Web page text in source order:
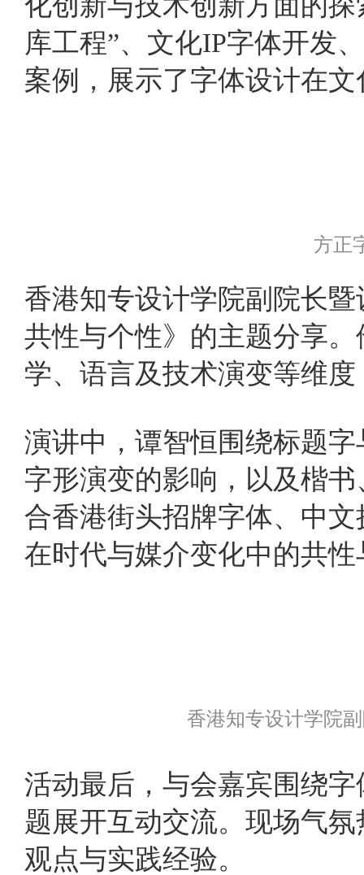
库工程”、文化IP字体开发
案例，展示了字体设计在
方正
香港知专设计学院副院长
共性与个性》的主题分享
学、语言及技术演变等维
演讲中，谭智恒围绕标题
字形演变的影响，以及楷
合香港街头招牌字体、中
在时代与媒介变化中的共
香港知专设计学院
活动最后，与会嘉宾围绕
题展开互动交流。现场气
观点与实践经验。